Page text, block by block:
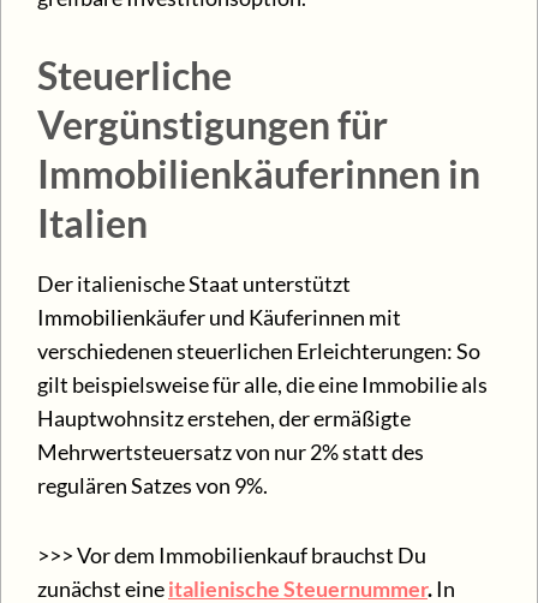
Steuerliche
Vergünstigungen für
Immobilienkäuferinnen in
Italien
Der italienische Staat unterstützt
Immobilienkäufer und Käuferinnen mit
verschiedenen steuerlichen Erleichterungen: So
gilt beispielsweise für alle, die eine Immobilie als
Hauptwohnsitz erstehen, der ermäßigte
Mehrwertsteuersatz von nur 2% statt des
regulären Satzes von 9%.
>>> Vor dem Immobilienkauf brauchst Du
zunächst eineitalienische Steuernummer.In